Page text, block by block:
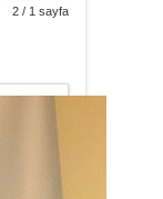
2 / 1 sayfa